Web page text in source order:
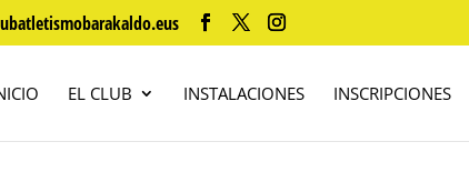
EL CLUB INSTALACIONES INSCRIPCIONES